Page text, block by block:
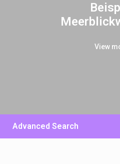
View
Advanced Search